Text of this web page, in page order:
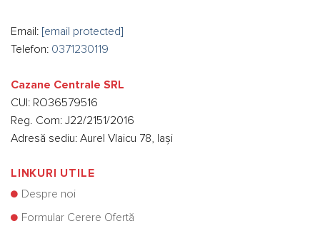
Email: [email protected]
Telefon: 0371230119
Cazane Centrale SRL
CUI: RO36579516
Reg. Com: J22/2151/2016
Adresă sediu: Aurel Vlaicu 78, Iași
LINKURI UTILE
Despre noi
Formular Cerere Ofertă